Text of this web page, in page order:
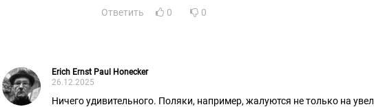
Ответить
0 0
Erich Ernst Paul Honecker
26.12.2025
Ничего удивительного. Поляки, например, жалуются не только на